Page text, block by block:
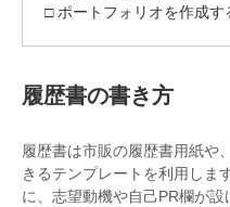
□ ポートフォリオを作成す
履歴書の書き方
履歴書は市販の履歴書用紙や
きるテンプレートを利用しま
に、志望動機や自己PR欄が